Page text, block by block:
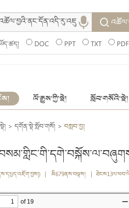
DOC PPT TXT PDF
ལོ་རྒྱུས་ཀྱི་སྡེ། སློབ་གསོའི་སྡེ།
> དགོན་སྡེ་སློབ་གསོ། > བསླབ་བྱ།
| མི679ནས་བལྟས། |